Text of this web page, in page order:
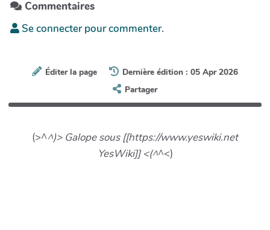
Commentaires
Se connecter pour commenter.
Éditer la page
Dernière édition : 05 Apr 2026
Partager
(>^^)> Galope sous [[https://www.yeswiki.net
YesWiki]] <(^^<)